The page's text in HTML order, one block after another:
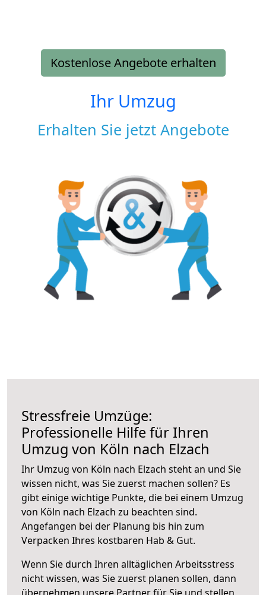
Kostenlose Angebote erhalten
Ihr Umzug
Erhalten Sie jetzt Angebote
Stressfreie Umzüge:
Professionelle Hilfe für Ihren
Umzug von Köln nach Elzach
Ihr Umzug von Köln nach Elzach steht an und Sie
wissen nicht, was Sie zuerst machen sollen? Es
gibt einige wichtige Punkte, die bei einem Umzug
von Köln nach Elzach zu beachten sind.
Angefangen bei der Planung bis hin zum
Verpacken Ihres kostbaren Hab & Gut.
Wenn Sie durch Ihren alltäglichen Arbeitsstress
nicht wissen, was Sie zuerst planen sollen, dann